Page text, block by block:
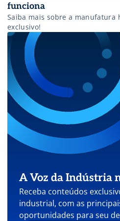
funciona
Saiba mais sobre a manufatura
exclusivo!
A Voz da Indústria
Receba conteúdos
industrial, com as
oportunidades para seu